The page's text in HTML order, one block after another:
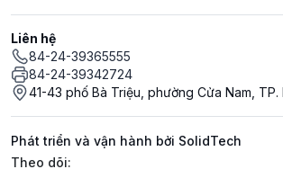
Liên hệ
84-24-39365555
84-24-39342724
41-43 phố Bà Triệu, phường Cửa Nam, TP.
Phát triển và vận hành bởi SolidTech
Mạng xã hội
Theo dõi: